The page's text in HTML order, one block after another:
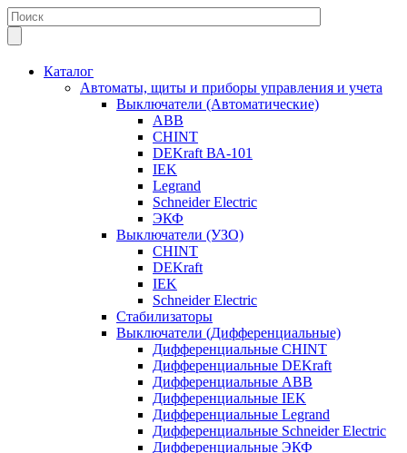
Каталог
Автоматы, щиты и приборы управления и учета
Выключатели (Автоматические)
ABB
CHINT
DEKraft ВА-101
IEK
Legrand
Schneider Electric
ЭКФ
Выключатели (УЗО)
CHINT
DEKraft
IEK
Schneider Electric
Стабилизаторы
Выключатели (Дифференциальные)
Дифференциальные CHINT
Дифференциальные DEKraft
Дифференциальные ABB
Дифференциальные IEK
Дифференциальные Legrand
Дифференциальные Schneider Electric
Дифференциальные ЭКФ